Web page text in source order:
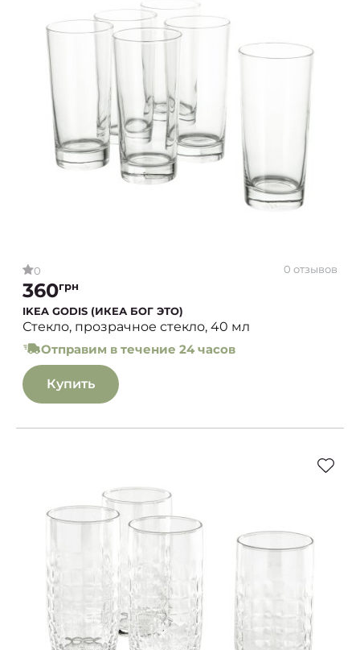
0 0 отзывов
360грн
IKEA GODIS (ИКЕА БОГ ЭТО)
Стекло, прозрачное стекло, 40 мл
Отправим в течение 24 часов
Купить